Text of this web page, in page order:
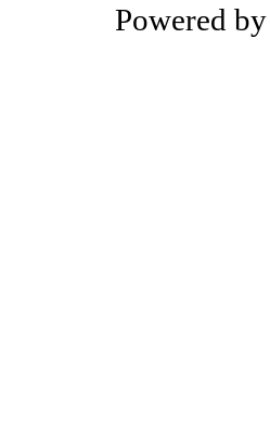
Powered by